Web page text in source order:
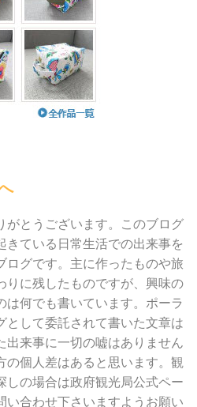
がとうございます。このブログ
きている日常生活での出来事を
ログです。主に作ったものや旅
りに残したものですが、興味の
は何でも書いています。ポーラ
として委託されて書いた文章は
出来事に一切の嘘はありません
の個人差はあると思います。観
しの場合は政府観光局公式ペー
い合わせ下さいますようお願い